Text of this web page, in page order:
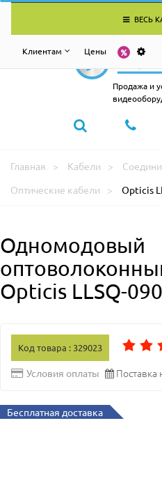
ВЕСЬ
Клиентам Цены
Продажа и
Главная Кабели
Оптические кабели
Opticis
Одномодовый
Opticis LLSQ-
Код товара : 329023
Условия оплаты Поставка
Бесплатная доставка